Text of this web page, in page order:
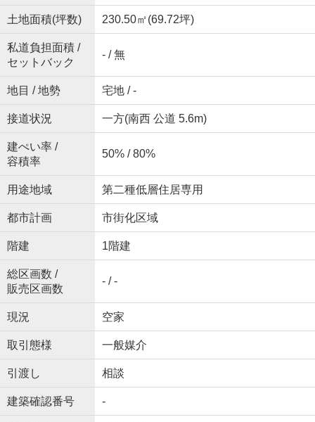
土地面積(坪数) 230.50㎡(69.72坪)
私道負担面積 /
セットバック
- / 無
地目 / 地勢 宅地 / -
接道状況 一方(南西 公道 5.6m)
建ぺい率 /
容積率
50% / 80%
用途地域 第二種低層住居専用
都市計画 市街化区域
階建 1階建
総区画数 /
販売区画数
- / -
現況 空家
取引態様 一般媒介
引渡し 相談
建築確認番号 -